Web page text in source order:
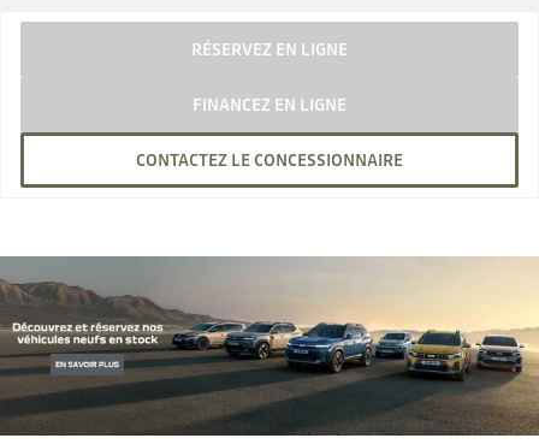
RÉSERVEZ EN LIGNE
FINANCEZ EN LIGNE
CONTACTEZ LE CONCESSIONNAIRE